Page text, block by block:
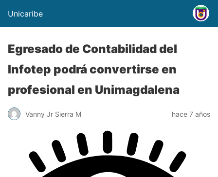
Unicaribe
Egresado de Contabilidad del
Infotep podrá convertirse en
profesional en Unimagdalena
Vanny Jr Sierra M hace 7 años